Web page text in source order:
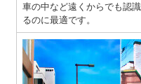
車の中など遠くからでも認
るのに最適です。